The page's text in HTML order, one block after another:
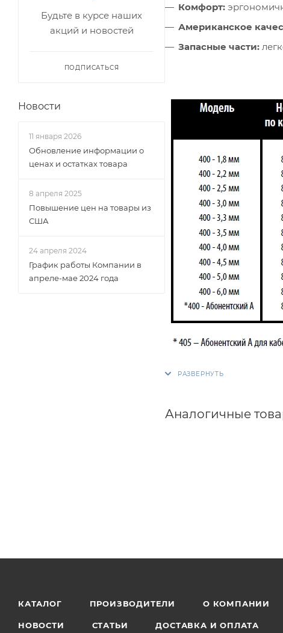
Комфорт:
Американское
Запасные части:
Аналогичные
Будьте в курсе наших
акций и новостей
ПОДПИСАТЬСЯ
Новости
11 января 2026
Обновление информации о
ценах и остатках товара
8 апреля 2025
Повышение цен на товары из
США
24 апреля 2024
График работы Компании в
апреле-мае 2024 года
КАТАЛОГ ПРОИЗВОДИТЕЛИ О КОМПАНИИ
НОВОСТИ СТАТЬИ ДОСТАВКА И ОПЛАТА